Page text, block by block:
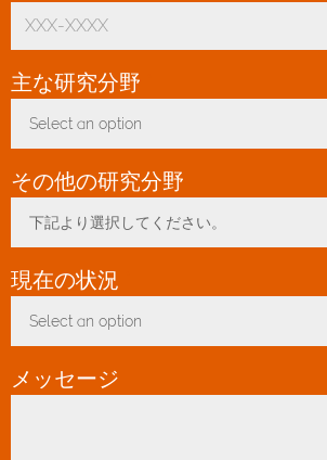
主な研究分野
Select an option
その他の研究分野
下記より選択してください。
現在の状況
Select an option
メッセージ